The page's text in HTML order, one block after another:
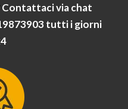
Contattaci via chat
tutti i giorni